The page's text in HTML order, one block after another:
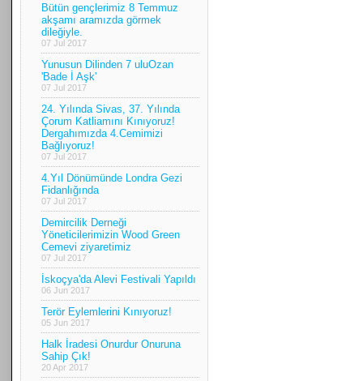
Bütün gençlerimiz 8 Temmuz
akşamı aramızda görmek
dileğiyle.
07 Jul 2017
Yunusun Dilinden 7 uluOzan
'Bade İ Aşk'
07 Jul 2017
24. Yılında Sivas, 37. Yılında
Çorum Katliamını Kınıyoruz!
Dergahımızda 4.Cemimizi
Bağlıyoruz!
07 Jul 2017
4.Yıl Dönümünde Londra Gezi
Fidanlığında
07 Jul 2017
Demircilik Derneği
Yöneticilerimizin Wood Green
Cemevi ziyaretimiz
07 Jul 2017
İskoçya'da Alevi Festivali Yapıldı
06 Jun 2017
Terör Eylemlerini Kınıyoruz!
05 Jun 2017
Halk İradesi Onurdur Onuruna
Sahip Çık!
20 Apr 2017